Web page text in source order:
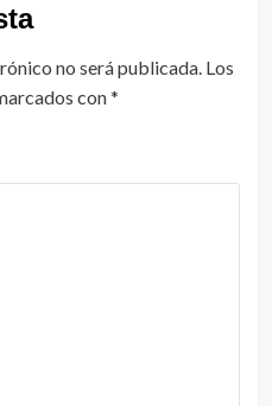
no será publicada. Los
con*